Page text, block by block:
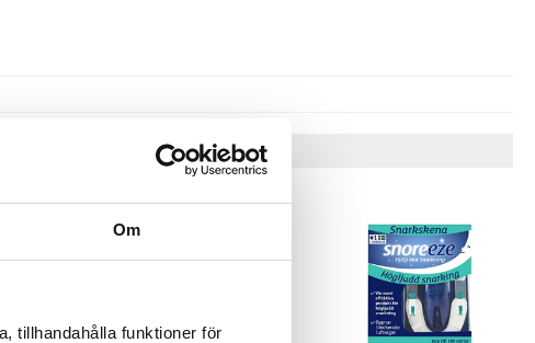
Om
tillhandahålla funktioner för
Vinkkejä sinulle